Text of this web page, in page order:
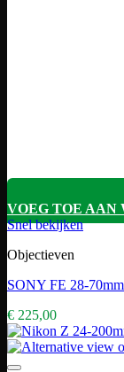
VOEG TOE AAN
Snel bekijken
Objectieven
SONY FE 28-
€ 225,00